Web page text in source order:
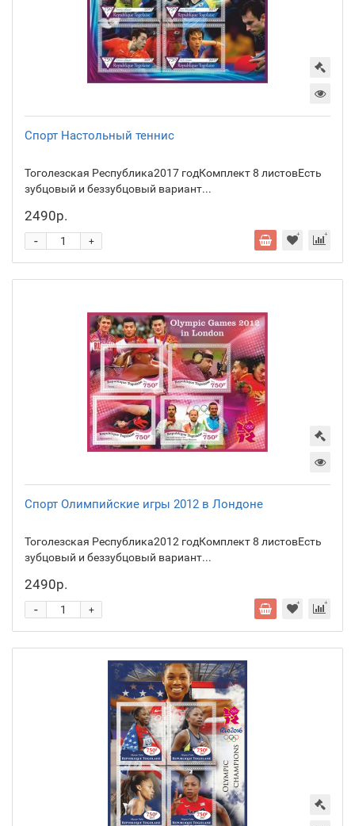
Спорт Настольный теннис
Тоголезская Республика2017 годКомплект 8 листовЕсть
зубцовый и беззубцовый вариант...
2490р.
+
-
Спорт Олимпийские игры 2012 в Лондоне
Тоголезская Республика2012 годКомплект 8 листовЕсть
зубцовый и беззубцовый вариант...
2490р.
+
-